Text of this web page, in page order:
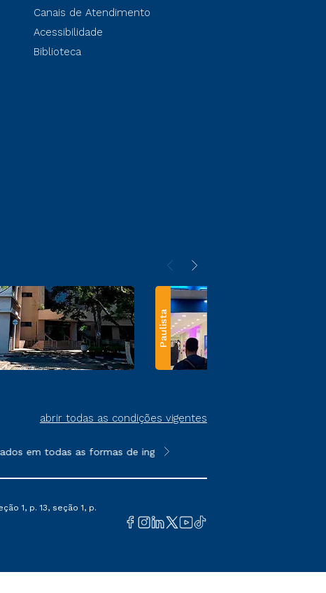
Canais de Atendimento
Acessibilidade
Biblioteca
Paulista
abrir todas as condições vigentes
todas as formas de ingresso, exceto na prova on-line ou
**Semipresencial e EAD são
1, p. 13, seção 1, p.